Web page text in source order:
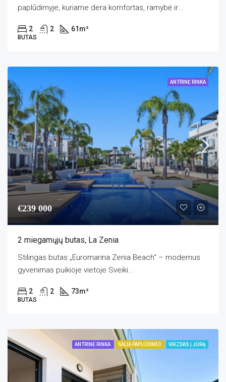
paplūdimyje, kuriame dera komfortas, ramybė ir...
2 2 61 m²
BUTAS
ANTRINĖ RINKA
€239 000
2 miegamųjų butas, La Zenia
Stilingas butas „Euromarina Zenia Beach“ – modernus
gyvenimas puikioje vietoje Sveiki...
2 2 73m²
BUTAS
ANTRINĖ RINKA ŠALIA PAPLŪDIMIO VAIZDAS Į JŪRĄ